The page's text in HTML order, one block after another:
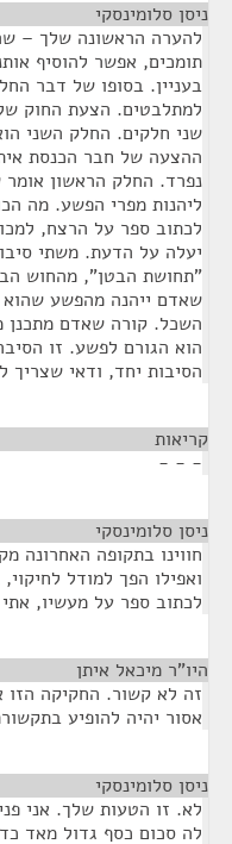
ניסן סלומינסקי
להערה הראשונה שלך –
תומכים, אפשר להוסיף
בעניין. בסופו של דבר
למתלבטים. הצעת החוק
שני חלקים. החלק השני
ההצעה של חבר הכנסת
נפרד. החלק הראשון אומר
ליהנות מפרי הפשע. מה
לכתוב ספר על הרצח,
יעלה על הדעת. משתי
"תחושת הבטן", מהחוש
שאדם ייהנה מהפשע
השכל. קורה שאדם מתכנן
הוא הגורם לפשע. זו
הסיבות יחד, ודאי שצריך
קריאות
- - -
ניסן סלומינסקי
חווינו בתקופה האחרונה
ואפילו הפך למודל
לכתוב ספר על מעשיו,
היו"ר מיכאל איתן
זה לא קשור. החקיקה
אסור יהיה להופיע
ניסן סלומינסקי
לא. זו הטעות שלך. אני
לה סכום כסף גדול מאד